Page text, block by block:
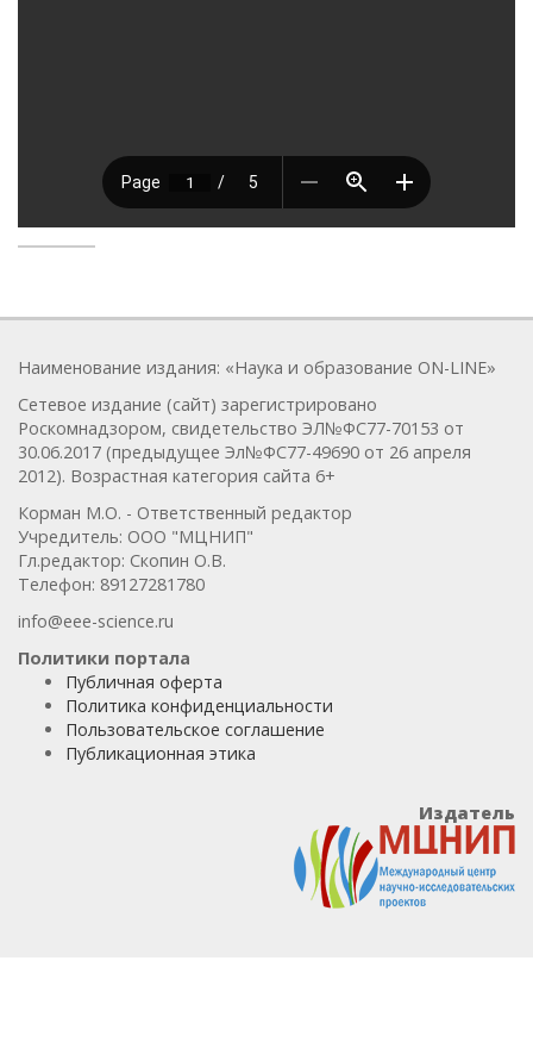
Наименование издания: «Наука и образование ON-LINE»
Сетевое издание (сайт) зарегистрировано
Роскомнадзором, свидетельство ЭЛ№ФС77-70153 от
30.06.2017 (предыдущее Эл№ФC77-49690 от 26 апреля
2012). Возрастная категория сайта 6+
Корман М.О. - Ответственный редактор
Учредитель: ООО "МЦНИП"
Гл.редактор: Скопин О.В.
Телефон: 89127281780
info@eee-science.ru
Политики портала
Публичная оферта
Политика конфиденциальности
Пользовательское соглашение
Публикационная этика
Издатель